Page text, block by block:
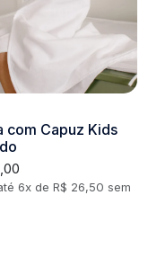
com Capuz Kids
6x de R$ 26,50 sem